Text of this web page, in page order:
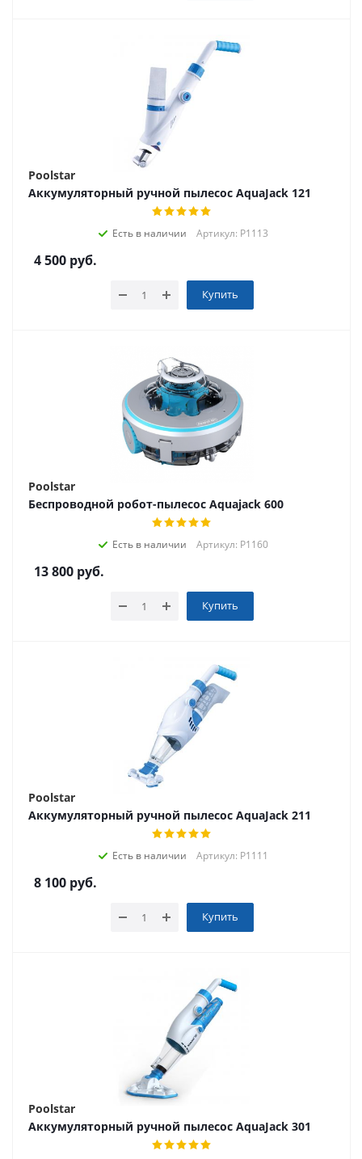
Poolstar
Аккумуляторный ручной пылесос AquaJack 121
Есть в наличии Артикул: P1113
4 500 руб.
Купить
Poolstar
Беспроводной робот-пылесос Aquajack 600
Есть в наличии Артикул: P1160
13 800 руб.
Купить
Poolstar
Аккумуляторный ручной пылесос AquaJack 211
Есть в наличии Артикул: P1111
8 100 руб.
Купить
Poolstar
Аккумуляторный ручной пылесос AquaJack 301